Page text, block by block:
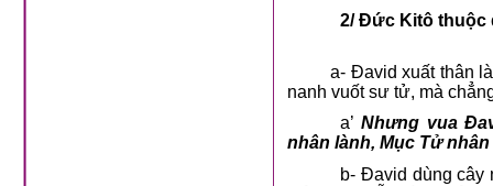
2/ Đức Kitô thuộc
a- Đavid xuất thân là
nanh vuốt sư tử, mà
a’ Nhưng vua
nhân lành, Mục Tử
b- Đavid dùng cây